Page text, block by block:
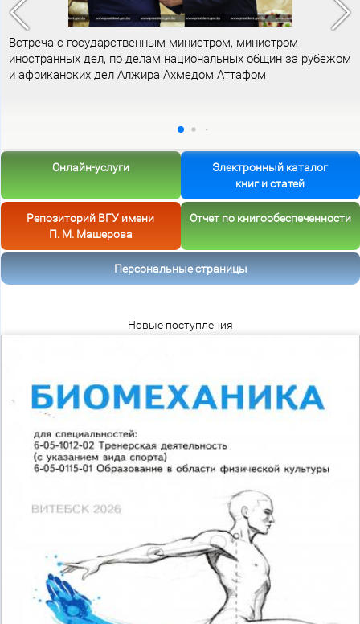
Встреча с государственным министром, министром
иностранных дел, по делам национальных общин за рубежом
и африканских дел Алжира Ахмедом Аттафом
Онлайн-услуги
Электронный каталог
книг и статей
Репозиторий ВГУ имени
П. М. Машерова
Отчет по книгообеспеченности
Персональные страницы
Новые поступления